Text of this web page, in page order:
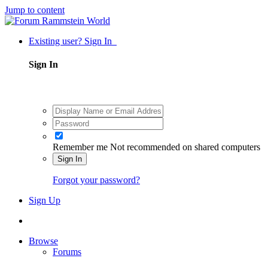
Jump to content
Existing user? Sign In
Sign In
Remember me Not recommended on shared computers
Sign In
Forgot your password?
Sign Up
Browse
Forums